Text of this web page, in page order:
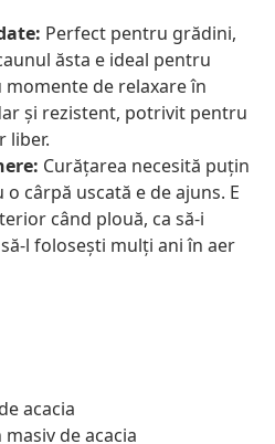
Perfect pentru grădini,
ăsta e ideal pentru
de relaxare în
și rezistent, potrivit pentru
liber.
Curățarea necesită puțin
cârpă uscată e de ajuns. E
când plouă, ca să-i
l folosești mulți ani în aer
acacia
de acacia